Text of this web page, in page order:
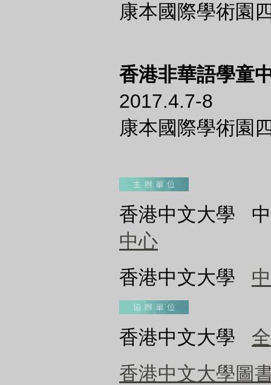
康本國際學術園
香港非華語學童
2017.4.7-8
康本國際學術園
香港中文大學
中心
香港中文大學
香港中文大學
香港中文大學圖